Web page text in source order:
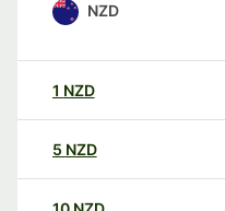
NZD
1 NZD
5 NZD